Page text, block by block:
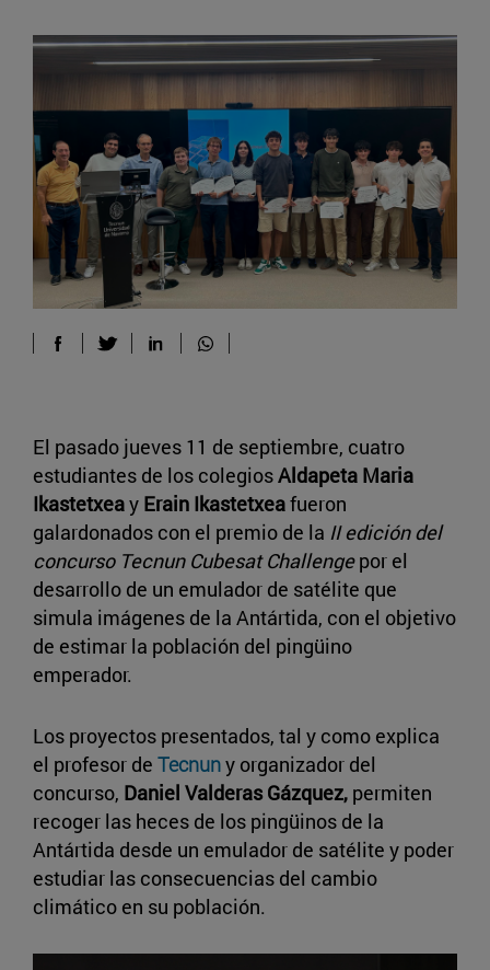
El pasado jueves 11 de septiembre, cuatro
estudiantes de los colegiosAldapeta Maria
Ikastetxeay Erain Ikastetxeafueron
galardonados con el premio de la II edición del
concurso Tecnun Cubesat Challengepor el
desarrollo de un emulador de satélite que
simula imágenes de la Antártida, con el objetivo
de estimar la población del pingüino
emperador.
Los proyectos presentados, tal y como explica
el profesor de Tecnuny organizador del
concurso, Daniel Valderas Gázquez, permiten
recoger las heces de los pingüinos de la
Antártida desde un emulador de satélite y poder
estudiar las consecuencias del cambio
climático en su población.